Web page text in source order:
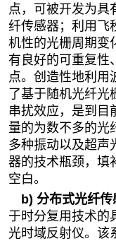
点，可被开发为具
纤传感器；利用飞
机性的光栅周期变
有良好的可重复性
点。创造性地利用
了基于随机光纤光
串扰效应，是到目
量的为数不多的光
多种振动以及超声
器的技术瓶颈，填
空白。
b) 分布式光纤传
于时分复用技术的
光时域反射仪。该